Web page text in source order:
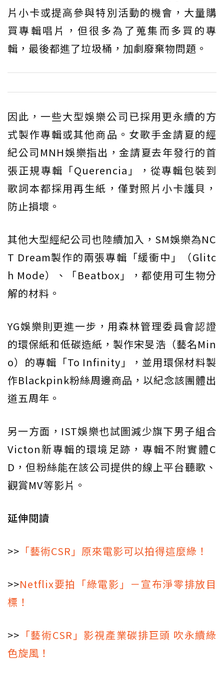
片小卡或提高參與特別活動的機會，大量購
買專輯唱片，但很多為了蒐集而多買的專
輯，最後都進了垃圾桶，加劇廢棄物問題。
因此，一些大型娛樂公司已採用更永續的方
式製作專輯或其他商品。女歌手金請夏的經
紀公司MNH娛樂指出，金請夏去年發行的首
張正規專輯「Querencia」，從專輯包裝到
歌詞本都採用再生紙，僅對照片小卡護貝，
防止損壞。
其他大型經紀公司也陸續加入，SM娛樂為NC
T Dream製作的兩張專輯「緩衝中」（Glitc
h Mode）、「Beatbox」，都使用可生物分
解的材料。
YG娛樂則更進一步，用森林管理委員會認證
的環保紙和低碳造紙，製作宋旻浩（藝名Min
o）的專輯「To Infinity」，並用環保材料製
作Blackpink粉絲周邊商品，以紀念該團體出
道五周年。
另一方面，IST娛樂也試圖減少旗下男子組合
Victon新專輯的環境足跡，專輯不附實體C
D，但粉絲能在該公司提供的線上平台聽歌、
觀賞MV等影片。
延伸閱讀
>> 「藝術CSR」原來電影可以拍得這麼綠！
>>Netflix要拍「綠電影」－宣布淨零排放目
標！
>> 「藝術CSR」影視產業碳排巨頭 吹永續綠
色旋風！